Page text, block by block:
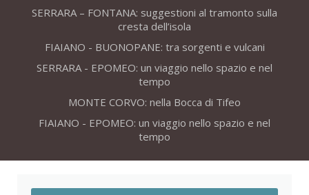
SERRARA – FONTANA: suggestioni al tramonto sulla
cresta dell’isola
FIAIANO - BUONOPANE: tra sorgenti e vulcani
SERRARA - EPOMEO: un viaggio nello spazio e nel
tempo
MONTE CORVO: nella Bocca di Tifeo
FIAIANO - EPOMEO: un viaggio nello spazio e nel
tempo